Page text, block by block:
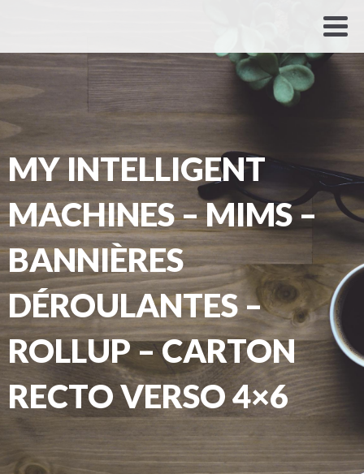
MY INTELLIGENT
MACHINES – MIMS –
BANNIÈRES
DÉROULANTES –
ROLLUP – CARTON
RECTO VERSO 4×6